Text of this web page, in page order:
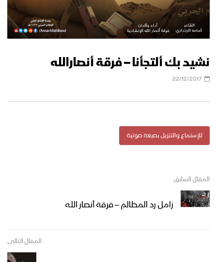
نشيد بك ألتجأنا – فرقة أنصارالله
22/12/2017
للإستماع والتنزيل بصيغة صوتية
المقال السابق
زامل رد المظالم – فرقة أنصار الله
المقال التالي